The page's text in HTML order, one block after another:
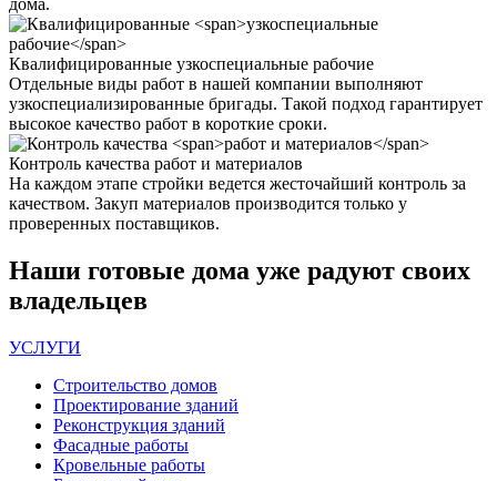
дома.
Квалифицированные узкоспециальные рабочие
Отдельные виды работ в нашей компании выполняют
узкоспециализированные бригады. Такой подход гарантирует
высокое качество работ в короткие сроки.
Контроль качества работ и материалов
На каждом этапе стройки ведется жесточайший контроль за
качеством. Закуп материалов производится только у
проверенных поставщиков.
Наши готовые дома уже радуют своих
владельцев
УСЛУГИ
Строительство домов
Проектирование зданий
Реконструкция зданий
Фасадные работы
Кровельные работы